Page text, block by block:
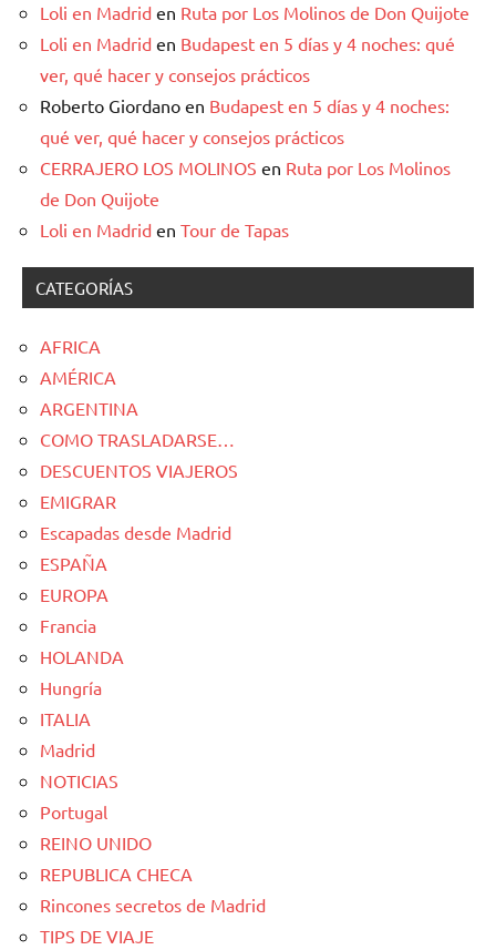
Loli en Madrid en Ruta por Los Molinos de Don Quijote
Loli en Madrid en Budapest en 5 días y 4 noches: qué
ver, qué hacer y consejos prácticos
Roberto Giordano en Budapest en 5 días y 4 noches:
qué ver, qué hacer y consejos prácticos
CERRAJERO LOS MOLINOS en Ruta por Los Molinos
de Don Quijote
Loli en Madrid en Tour de Tapas
CATEGORÍAS
AFRICA
AMÉRICA
ARGENTINA
COMO TRASLADARSE…
DESCUENTOS VIAJEROS
EMIGRAR
Escapadas desde Madrid
ESPAÑA
EUROPA
Francia
HOLANDA
Hungría
ITALIA
Madrid
NOTICIAS
Portugal
REINO UNIDO
REPUBLICA CHECA
Rincones secretos de Madrid
TIPS DE VIAJE